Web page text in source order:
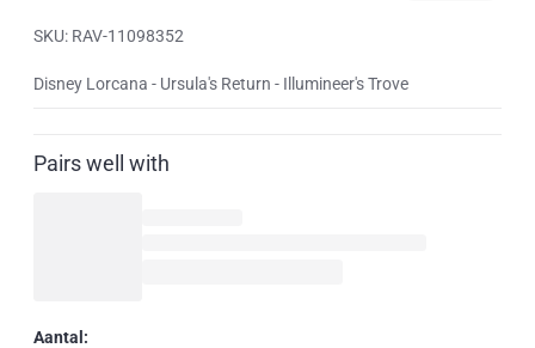
SKU: RAV-11098352
Disney Lorcana - Ursula's Return - Illumineer's Trove
Pairs well with
Aantal: